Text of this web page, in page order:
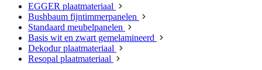
EGGER plaatmateriaal
Bushbaum fijntimmerpanelen
Standaard meubelpanelen
Basis wit en zwart gemelamineerd
Dekodur plaatmateriaal
Resopal plaatmateriaal